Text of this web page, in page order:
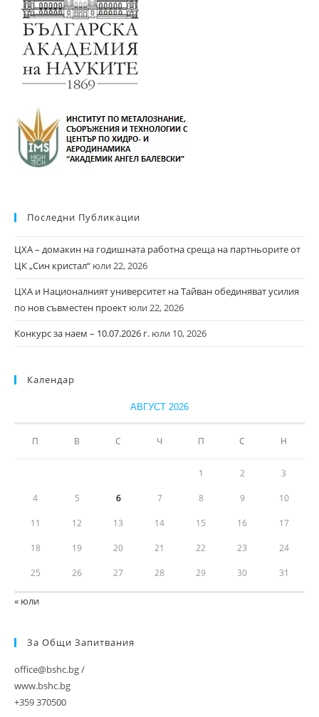
Последни Публикации
ЦХА – домакин на годишната работна среща на партньорите от
ЦК „Син кристал“ юли 22, 2026
ЦХА и Националният университет на Тайван обединяват усилия
по нов съвместен проект юли 22, 2026
Конкурс за наем – 10.07.2026 г. юли 10, 2026
Календар
АВГУСТ 2026
П В С Ч П С Н
1 2 3
4 5 6 7 8 9 10
11 12 13 14 15 16 17
18 19 20 21 22 23 24
25 26 27 28 29 30 31
« юли
За Общи Запитвания
office@bshc.bg /
www.bshc.bg
+359 370500